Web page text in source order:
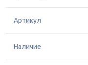
Артикул
Наличие